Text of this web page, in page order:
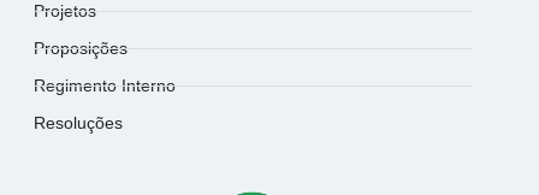
Projetos
Proposições
Regimento Interno
Resoluções